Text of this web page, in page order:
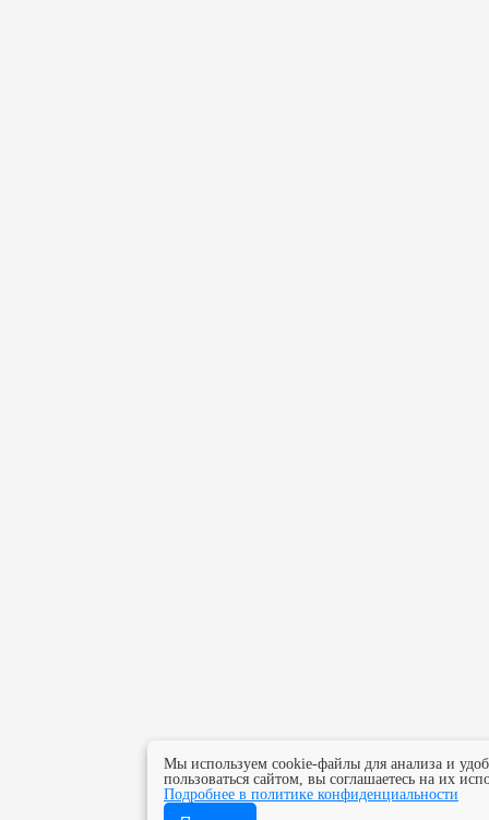
Мы используем cookie-файлы для анализа и
пользоваться сайтом, вы соглашаетесь на их
Подробнее в политике конфиденциальности